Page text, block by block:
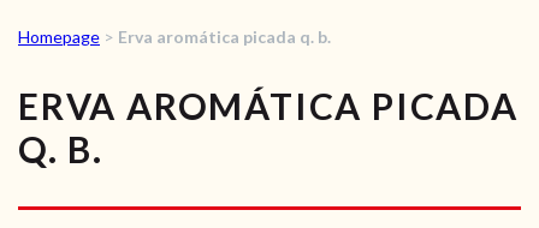
RECEITAS
VÍDEOS
Homepage > Erva aromática picada q. b.
ERVA AROMÁTICA PICADA
Q. B.